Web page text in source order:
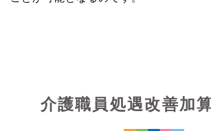
介護職員処遇改善加